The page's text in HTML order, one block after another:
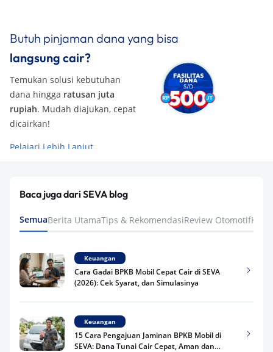
Butuh pinjaman dana yang bisa
langsung cair?
Temukan solusi kebutuhan
dana hingga ratusan juta
rupiah. Mudah diajukan, cepat
dicairkan!
Pelajari Lebih Lanjut
Baca juga dari SEVA blog
SemuaBerita UtamaTips & RekomendasiReview Otomotif
Keuangan
Cara Gadai BPKB Mobil Cepat Cair di SEVA
(2026): Cek Syarat, dan Simulasinya
Keuangan
15 Cara Pengajuan Jaminan BPKB Mobil di
SEVA: Dana Tunai Cair Cepat, Aman dan